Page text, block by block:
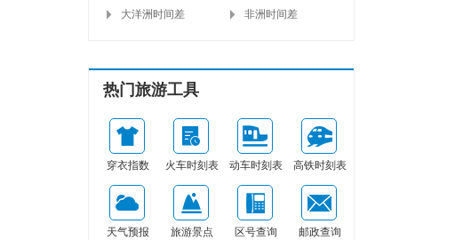
大洋洲时间差 非洲时间差
热门旅游工具
穿衣指数 火车时刻表 动车时刻表 高铁时刻表
天气预报 旅游景点 区号查询 邮政查询